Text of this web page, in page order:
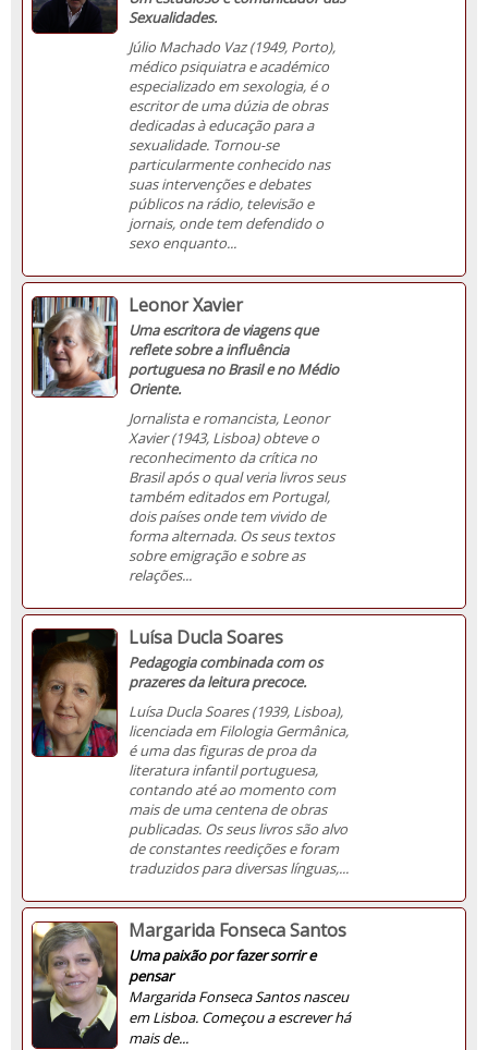
Sexualidades.
Júlio Machado Vaz (1949, Porto),
médico psiquiatra e académico
especializado em sexologia, é o
escritor de uma dúzia de obras
dedicadas à educação para a
sexualidade. Tornou-se
particularmente conhecido nas
suas intervenções e debates
públicos na rádio, televisão e
jornais, onde tem defendido o
sexo enquanto...
Leonor Xavier
Uma escritora de viagens que
reflete sobre a influência
portuguesa no Brasil e no Médio
Oriente.
Jornalista e romancista, Leonor
Xavier (1943, Lisboa) obteve o
reconhecimento da crítica no
Brasil após o qual veria livros seus
também editados em Portugal,
dois países onde tem vivido de
forma alternada. Os seus textos
sobre emigração e sobre as
relações...
Luísa Ducla Soares
Pedagogia combinada com os
prazeres da leitura precoce.
Luísa Ducla Soares (1939, Lisboa),
licenciada em Filologia Germânica,
é uma das figuras de proa da
literatura infantil portuguesa,
contando até ao momento com
mais de uma centena de obras
publicadas. Os seus livros são alvo
de constantes reedições e foram
traduzidos para diversas línguas,...
Margarida Fonseca Santos
Uma paixão por fazer sorrir e
pensar
Margarida Fonseca Santos nasceu
em Lisboa. Começou a escrever há
mais de...